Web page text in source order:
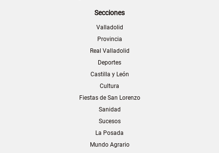
Secciones
Valladolid
Provincia
Real Valladolid
Deportes
Castilla y León
Cultura
Fiestas de San Lorenzo
Sanidad
Sucesos
La Posada
Mundo Agrario